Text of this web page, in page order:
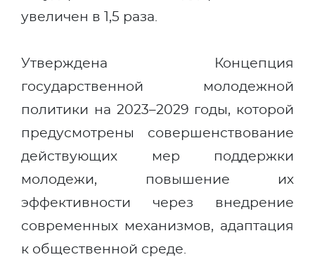
увеличен в 1,5 раза.
Утверждена Концепция
государственной молодежной
политики на 2023–2029 годы, которой
предусмотрены совершенствование
действующих мер поддержки
молодежи, повышение их
эффективности через внедрение
современных механизмов, адаптация
к общественной среде.